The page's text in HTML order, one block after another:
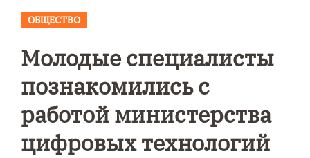
ОБЩЕСТВО
Молодые специалисты
познакомились с
работой министерства
цифровых технологий